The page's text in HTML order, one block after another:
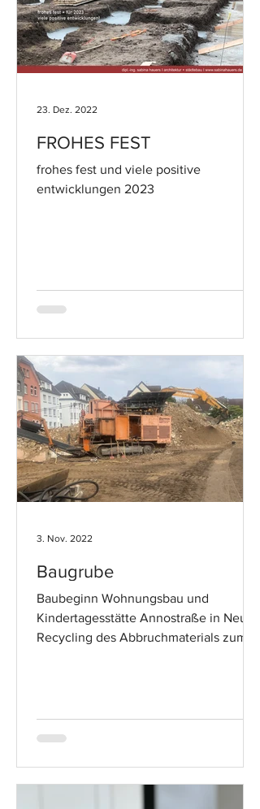
FROHES FEST
frohes fest und viele positive
entwicklungen 2023
23. Dez. 2022
Baugrube
Baubeginn Wohnungsbau und
Kindertagesstätte Annostraße in Neuss
Recycling des Abbruchmaterials zum
3. Nov. 2022